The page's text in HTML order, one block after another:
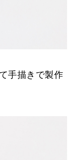
手描きで製作